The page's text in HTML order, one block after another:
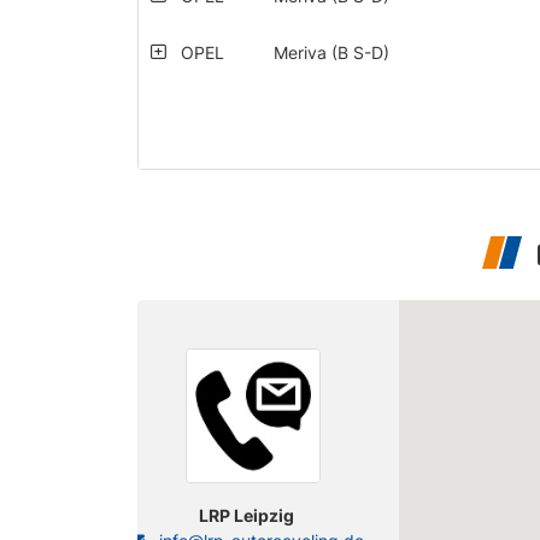
OPEL Meriva (B S-D)
OPEL Meriva (B S-D)
OPEL Meriva (B S-D)
LRP Leipzig